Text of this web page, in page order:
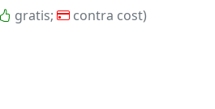
gratis; contra cost)